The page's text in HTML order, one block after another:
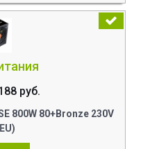
руб.
800W 80+Bronze 230V